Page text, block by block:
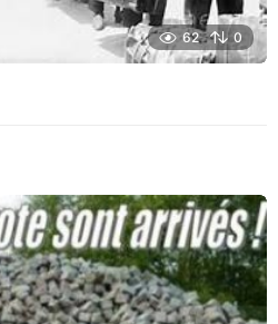
62 0